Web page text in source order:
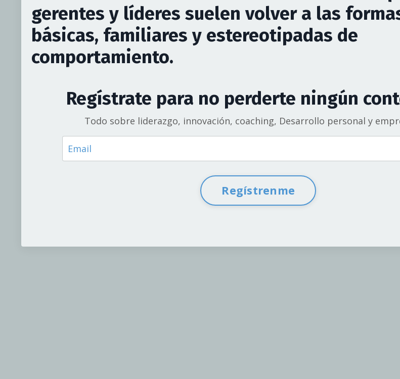
gerentes y líderes suelen volver a las
básicas, familiares y estereotipadas de
comportamiento.
Regístrate para no perderte ningún
Todo sobre liderazgo, innovación, coaching, Desarrollo personal y
Regístrenme